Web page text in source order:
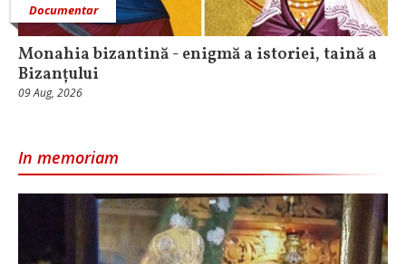
Documentar
Monahia bizantină - enigmă a istoriei, taină a
Bizanțului
09 Aug, 2026
In memoriam